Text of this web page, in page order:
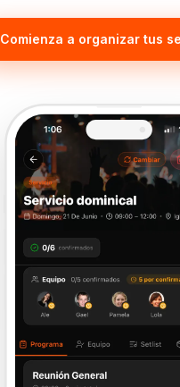
Comienza a organizar tus